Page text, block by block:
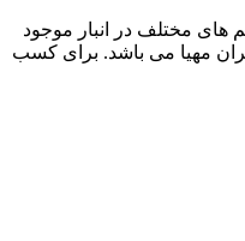
های مختلف در انبار موجود
مهیا می باشد. برای کسب